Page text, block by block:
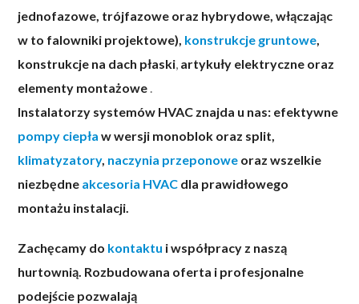
jednofazowe, trójfazowe oraz hybrydowe, włączając
w to falowniki projektowe), konstrukcje gruntowe,
konstrukcje na dach płaski, artykuły elektryczne oraz
elementy montażowe .
Instalatorzy systemów HVAC znajda u nas: efektywne
pompy ciepła w wersji monoblok oraz split,
klimatyzatory, naczynia przeponowe oraz wszelkie
niezbędne akcesoria HVAC dla prawidłowego
montażu instalacji.
Zachęcamy do kontaktu i współpracy z naszą
hurtownią. Rozbudowana oferta i profesjonalne
podejście pozwalają